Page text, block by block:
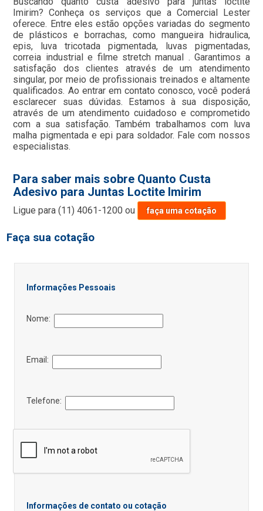
Imirim? Conheça os serviços que a Comercial Lester
oferece. Entre eles estão opções variadas do segmento
de plásticos e borrachas, como mangueira hidraulica,
epis, luva tricotada pigmentada, luvas pigmentadas,
correia industrial e filme stretch manual . Garantimos a
satisfação dos clientes através de um atendimento
singular, por meio de profissionais treinados e altamente
qualificados. Ao entrar em contato conosco, você poderá
esclarecer suas dúvidas. Estamos à sua disposição,
através de um atendimento cuidadoso e comprometido
com a sua satisfação. Também trabalhamos com luva
malha pigmentada e epi para soldador. Fale com nossos
especialistas.
Para saber mais sobre Quanto Custa
Adesivo para Juntas Loctite Imirim
Ligue para(11) 4061-1200 ou faça uma cotação
Faça sua cotação
Informações Pessoais
Nome:
Email:
Telefone:
Informações de contato ou cotação